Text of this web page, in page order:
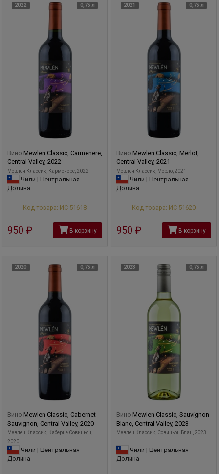
2022 0,75 л
Вино Mewlen Classic, Carmenere,
Central Valley, 2022
Мевлен Классик, Карменере, 2022
Чили | Центральная
Долина
Код товара: ИС-51618
950 В корзину
2021 0,75 л
Вино Mewlen Classic, Merlot,
Central Valley, 2021
Мевлен Классик, Мерло, 2021
Чили | Центральная
Долина
Код товара: ИС-51620
950 В корзину
2020 0,75 л
Вино Mewlen Classic, Cabernet
Sauvignon, Central Valley, 2020
Мевлен Классик, Каберне Совиньон,
2020
Чили | Центральная
Долина
2023 0,75 л
Вино Mewlen Classic, Sauvignon
Blanc, Central Valley, 2023
Мевлен Классик, Совиньон Блан, 2023
Чили | Центральная
Долина